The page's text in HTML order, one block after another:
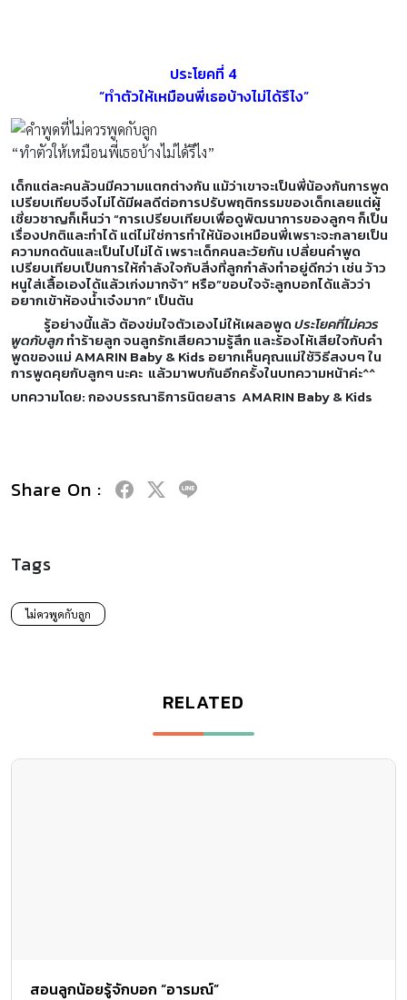
ประโยคที่ 4
“ทำตัวให้เหมือนพี่เธอบ้างไม่ได้รึไง”
“ทำตัวให้เหมือนพี่เธอบ้างไม่ได้รึไง”
เด็กแต่ละคนล้วนมีความแตกต่างกัน แม้ว่าเขาจะเป็นพี่น้องกันการพูด
เปรียบเทียบจึงไม่ได้มีผลดีต่อการปรับพฤติกรรมของเด็กเลยแต่ผู้
เชี่ยวชาญก็เห็นว่า “การเปรียบเทียบเพื่อดูพัฒนาการของลูกๆ ก็เป็น
เรื่องปกติและทำได้ แต่ไม่ใช่การทำให้น้องเหมือนพี่เพราะจะกลายเป็น
ความกดดันและเป็นไปไม่ได้ เพราะเด็กคนละวัยกัน เปลี่ยนคำพูด
เปรียบเทียบเป็นการให้กำลังใจกับสิ่งที่ลูกกำลังทำอยู่ดีกว่า เช่น ว้าว
หนูใส่เสื้อเองได้แล้วเก่งมากจ้า” หรือ”ขอบใจจ้ะลูกบอกได้แล้วว่า
อยากเข้าห้องน้ำเจ๋งมาก” เป็นต้น
รู้อย่างนี้แล้ว ต้องข่มใจตัวเองไม่ให้เผลอพูดประโยคที่ไม่ควร
พูดกับลูกทำร้ายลูก จนลูกรักเสียความรู้สึก และร้องไห้เสียใจกับคำ
พูดของแม่ AMARIN Baby & Kids อยากเห็นคุณแม่ใช้วิธีสงบๆ ใน
การพูดคุยกับลูกๆ นะคะ แล้วมาพบกันอีกครั้งในบทความหน้าค่ะ^^
บทความโดย: กองบรรณาธิการนิตยสาร AMARIN Baby & Kids
Share On :
Tags
ไม่ควพูดกับลูก
RELATED
สอนลูกน้อยรู้จักบอก “อารมณ์”